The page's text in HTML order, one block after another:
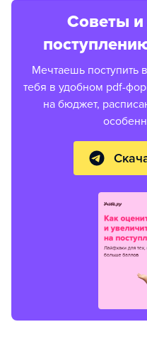
Советы и
Мечтаешь поступить
тебя в удобном pdf-
на бюджет,